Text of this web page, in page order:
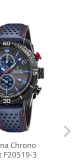
Chrono
F20519-3